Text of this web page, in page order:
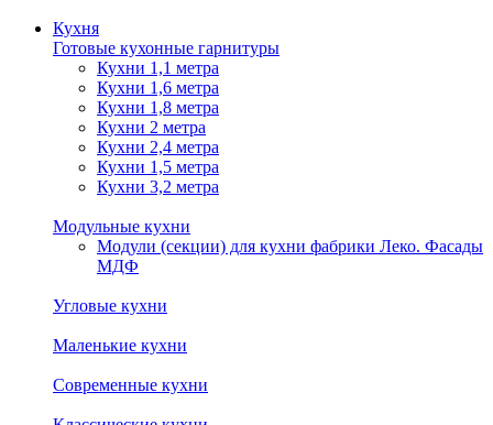
Кухня
Готовые кухонные гарнитуры
Кухни 1,1 метра
Кухни 1,6 метра
Кухни 1,8 метра
Кухни 2 метра
Кухни 2,4 метра
Кухни 1,5 метра
Кухни 3,2 метра
Модульные кухни
Модули (секции) для кухни фабрики Леко. Фасады
МДФ
Угловые кухни
Маленькие кухни
Современные кухни